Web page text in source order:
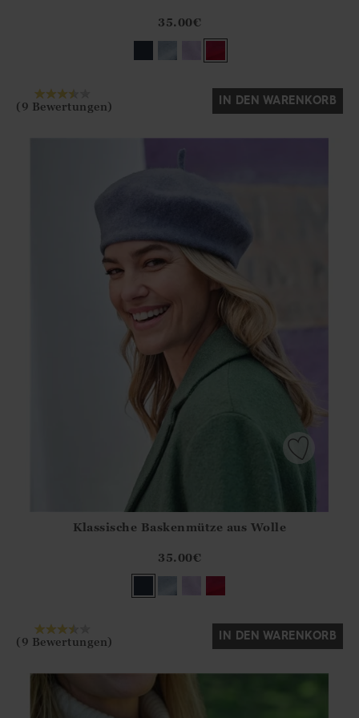
?? ""
Ja Nein
35.00€
(9 Bewertungen) IN DEN WARENKORB
?? ""
Ja Nein
Klassische Baskenmütze aus Wolle
35.00€
(9 Bewertungen) IN DEN WARENKORB